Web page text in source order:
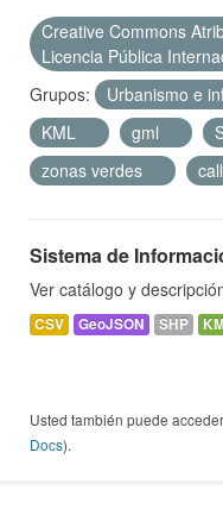
Creative Commons
Licencia Pública
Grupos:
Urbanismo e
KML
gml
zonas verdes
Sistema de
Ver catálogo y
CSV GeoJSON SHP
Usted también puede
Docs).